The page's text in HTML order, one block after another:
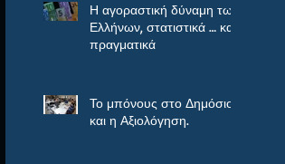
Η αγοραστική δύναμη των
Ελλήνων, στατιστικά … και
πραγματικά
Το μπόνους στο Δημόσιο
και η Αξιολόγηση.